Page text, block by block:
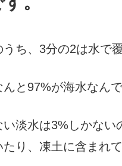
ち、3分の2は水で
と97%が海水なんで
い淡水は3%しかな
り、凍土に含まれ